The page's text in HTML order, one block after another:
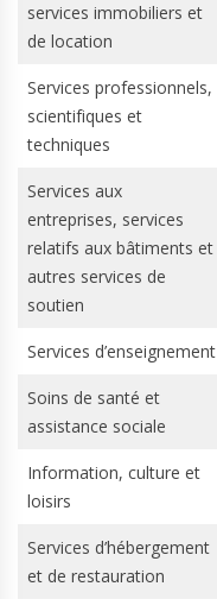
services immobiliers et
de location
Services professionnels,
scientifiques et
techniques
Services aux
entreprises, services
relatifs aux bâtiments et
autres services de
soutien
Services d’enseignement
Soins de santé et
assistance sociale
Information, culture et
loisirs
Services d’hébergement
et de restauration